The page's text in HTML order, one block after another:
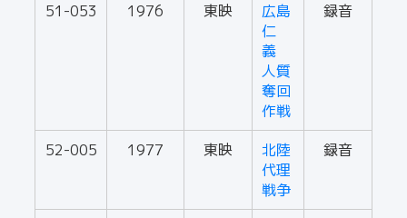
51-053 1976 東映
広島
仁
義
人質
奪回
作戦
録音
52-005 1977 東映
北陸
代理
戦争
録音